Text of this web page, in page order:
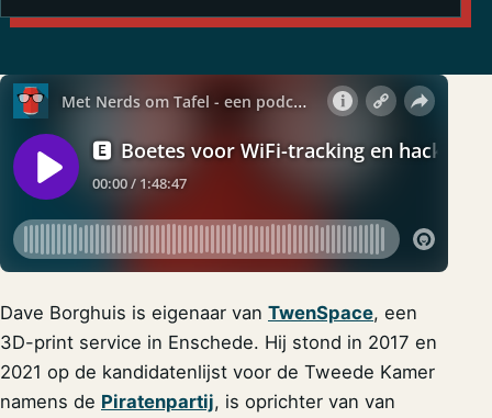
Dave Borghuis is eigenaar van TwenSpace, een
3D-print service in Enschede. Hij stond in 2017 en
2021 op de kandidatenlijst voor de Tweede Kamer
namens de Piratenpartij, is oprichter van van